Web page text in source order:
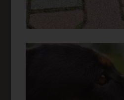
Registrierung auf unserer
Die betroffene Person hat die
Angabe von personenbezogenen
Welche personenbezogenen
aus der jeweiligen Eingabemaske,
verwendet wird. Die von der
ausschließlich für die interne